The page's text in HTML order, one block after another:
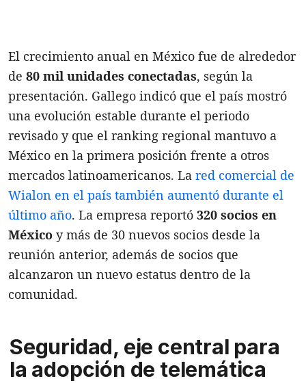
El crecimiento anual en México fue de alrededor
de 80 mil unidades conectadas, según la
presentación. Gallego indicó que el país mostró
una evolución estable durante el periodo
revisado y que el ranking regional mantuvo a
México en la primera posición frente a otros
mercados latinoamericanos. La red comercial de
Wialon en el país también aumentó durante el
último año. La empresa reportó 320 socios en
México y más de 30 nuevos socios desde la
reunión anterior, además de socios que
alcanzaron un nuevo estatus dentro de la
comunidad.
Seguridad, eje central para
la adopción de telemática